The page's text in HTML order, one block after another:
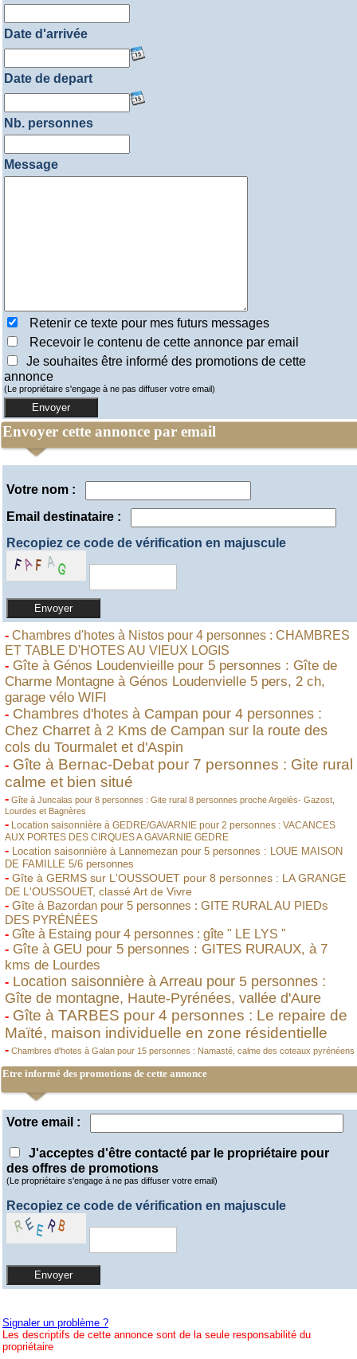
Date d'arrivée
Date de depart
Nb. personnes
Message
Retenir ce texte pour mes futurs messages
Recevoir le contenu de cette annonce par email
Je souhaites être informé des promotions de cette
annonce
(Le propriétaire s'engage à ne pas diffuser votre email)
Envoyer cette annonce par email
Votre nom :
Email destinataire :
Recopiez ce code de vérification en majuscule
- Chambres d'hotes à Nistos pour 4 personnes : CHAMBRES
ET TABLE D'HOTES AU VIEUX LOGIS
- Gîte à Génos Loudenvieille pour 5 personnes : Gîte de
Charme Montagne à Génos Loudenvielle 5 pers, 2 ch,
garage vélo WIFI
- Chambres d'hotes à Campan pour 4 personnes :
Chez Charret à 2 Kms de Campan sur la route des
cols du Tourmalet et d'Aspin
- Gîte à Bernac-Debat pour 7 personnes : Gite rural
calme et bien situé
- Gîte à Juncalas pour 8 personnes : Gite rural 8 personnes proche Argelès- Gazost,
Lourdes et Bagnères
- Location saisonnière à GEDRE/GAVARNIE pour 2 personnes : VACANCES
AUX PORTES DES CIRQUES A GAVARNIE GEDRE
- Location saisonnière à Lannemezan pour 5 personnes : LOUE MAISON
DE FAMILLE 5/6 personnes
- Gîte à GERMS sur L'OUSSOUET pour 8 personnes : LA GRANGE
DE L'OUSSOUET, classé Art de Vivre
- Gîte à Bazordan pour 5 personnes : GITE RURAL AU PIEDs
DES PYRÉNÉES
- Gîte à Estaing pour 4 personnes : gîte " LE LYS "
- Gîte à GEU pour 5 personnes : GITES RURAUX, à 7
kms de Lourdes
- Location saisonnière à Arreau pour 5 personnes :
Gîte de montagne, Haute-Pyrénées, vallée d'Aure
- Gîte à TARBES pour 4 personnes : Le repaire de
Maïté, maison individuelle en zone résidentielle
- Chambres d'hotes à Galan pour 15 personnes : Namasté, calme des coteaux pyrénéens
Etre informé des promotions de cette annonce
Votre email :
J'acceptes d'être contacté par le propriétaire pour
des offres de promotions
(Le propriétaire s'engage à ne pas diffuser votre email)
Recopiez ce code de vérification en majuscule
Signaler un problème ?
Les descriptifs de cette annonce sont de la seule responsabilité du
propriétaire